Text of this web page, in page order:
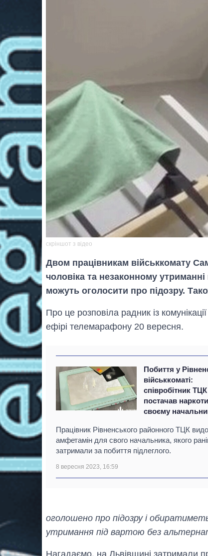
скріншот з відео
Двом працівникам військкомату
чоловіка та незаконному
можуть оголосити про підозру.
Про це розповіла радник із
ефірі телемарафону 20 вересня.
Побиття у
військкоматі:
співробітник ТЦК
постачав
своєму
Працівник Рівненського районного ТЦК
амфетамін для свого начальника, якого
затримали за побиття підлеглого.
8 вересня 2023, 16:59
оголошено про підозру і
утримання під вартою без